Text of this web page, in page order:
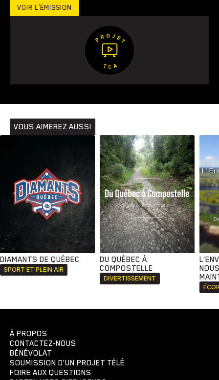
Histoires Pêche
VOIR L’ÉMISSION
VOUS AIMEREZ AUSSI
DIAMANTS DE QUÉBEC
SPORT ET PLEIN AIR
DU QUÉBEC À
COMPOSTELLE
DIVERTISSEMENT
À PROPOS
CONTACTEZ-NOUS
BÉNÉVOLAT
SOUMISSION D'UN PROJET TÉLÉ
FOIRE AUX QUESTIONS